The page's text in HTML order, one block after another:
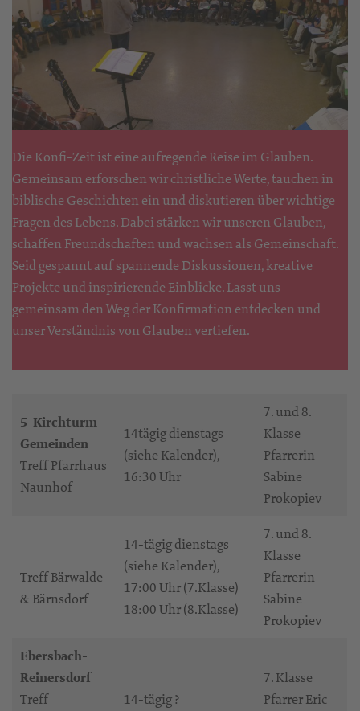
Die Konfi-Zeit ist eine aufregende Reise im Glauben.
Gemeinsam erforschen wir christliche Werte, tauchen in
biblische Geschichten ein und diskutieren über wichtige
Fragen des Lebens. Dabei stärken wir unseren Glauben,
schaffen Freundschaften und wachsen als Gemeinschaft.
Seid gespannt auf spannende Diskussionen, kreative
Projekte und inspirierende Einblicke. Lasst uns
gemeinsam den Weg der Konfirmation entdecken und
unser Verständnis von Glauben vertiefen.
5-Kirchturm-
Gemeinden
Treff Pfarrhaus
Naunhof
14tägig dienstags
(siehe Kalender),
16:30 Uhr
7. und 8.
Klasse
Pfarrerin
Sabine
Prokopiev
Treff Bärwalde
& Bärnsdorf
14-tägig dienstags
(siehe Kalender),
17:00 Uhr (7.Klasse)
18:00 Uhr (8.Klasse)
7. und 8.
Klasse
Pfarrerin
Sabine
Prokopiev
Ebersbach-
Reinersdorf
Treff
14-tägig ?
7. Klasse
Pfarrer Eric